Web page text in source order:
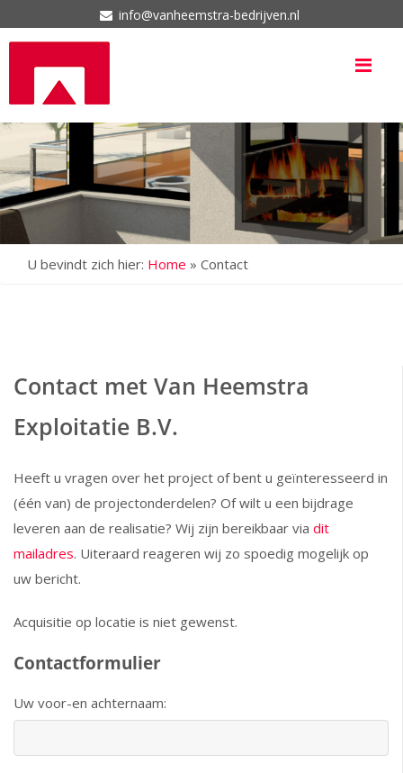
info@vanheemstra-bedrijven.nl
U bevindt zich hier: Home » Contact
Contact met Van Heemstra
Exploitatie B.V.
Heeft u vragen over het project of bent u geïnteresseerd in
(één van) de projectonderdelen? Of wilt u een bijdrage
leveren aan de realisatie? Wij zijn bereikbaar via dit
mailadres. Uiteraard reageren wij zo spoedig mogelijk op
uw bericht.
Acquisitie op locatie is niet gewenst.
Contactformulier
Uw voor-en achternaam: